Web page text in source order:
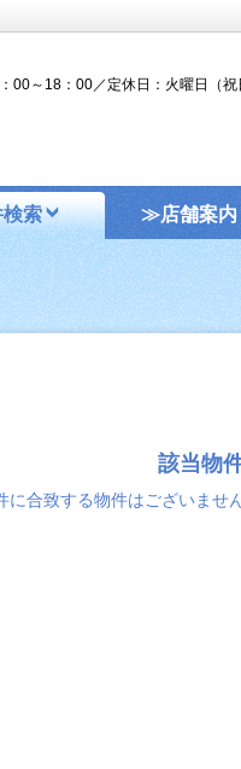
00～18：00／定休日：火曜日（祝
索 ≫店舗案内
該当物
に合致する物件はございませ